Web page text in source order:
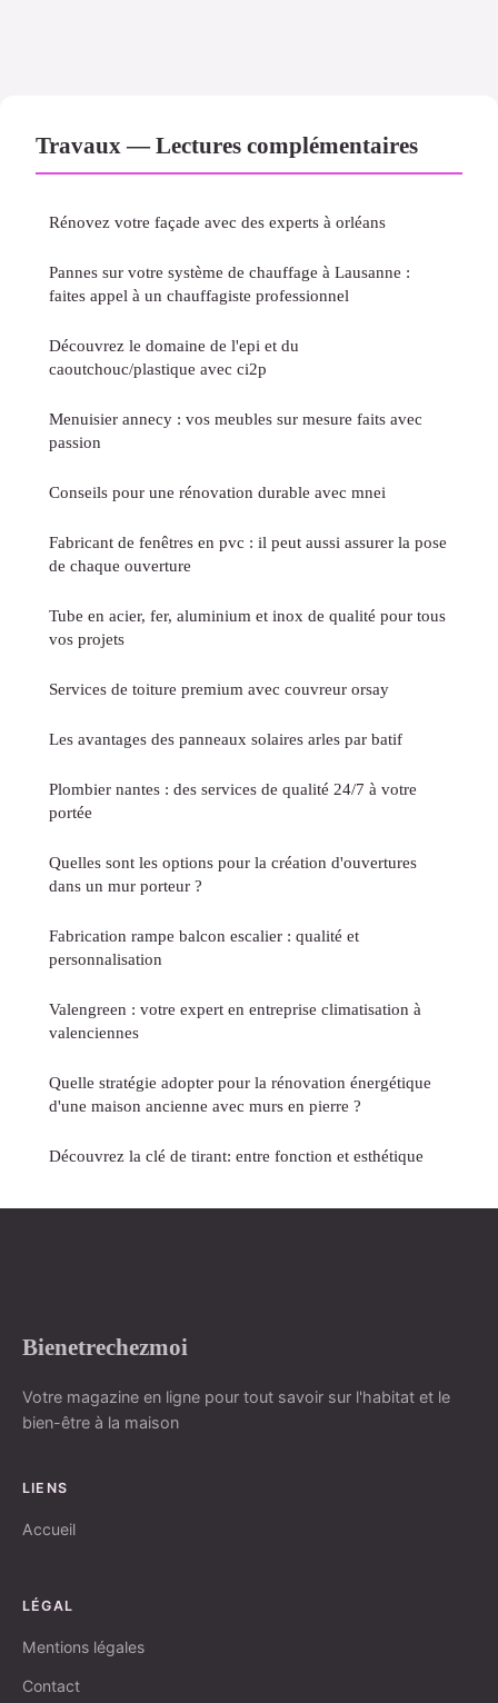
Travaux — Lectures complémentaires
Rénovez votre façade avec des experts à orléans
Pannes sur votre système de chauffage à Lausanne :
faites appel à un chauffagiste professionnel
Découvrez le domaine de l'epi et du
caoutchouc/plastique avec ci2p
Menuisier annecy : vos meubles sur mesure faits avec
passion
Conseils pour une rénovation durable avec mnei
Fabricant de fenêtres en pvc : il peut aussi assurer la pose
de chaque ouverture
Tube en acier, fer, aluminium et inox de qualité pour tous
vos projets
Services de toiture premium avec couvreur orsay
Les avantages des panneaux solaires arles par batif
Plombier nantes : des services de qualité 24/7 à votre
portée
Quelles sont les options pour la création d'ouvertures
dans un mur porteur ?
Fabrication rampe balcon escalier : qualité et
personnalisation
Valengreen : votre expert en entreprise climatisation à
valenciennes
Quelle stratégie adopter pour la rénovation énergétique
d'une maison ancienne avec murs en pierre ?
Découvrez la clé de tirant: entre fonction et esthétique
Bienetrechezmoi
Votre magazine en ligne pour tout savoir sur l'habitat et le
bien-être à la maison
LIENS
Accueil
LÉGAL
Mentions légales
Contact